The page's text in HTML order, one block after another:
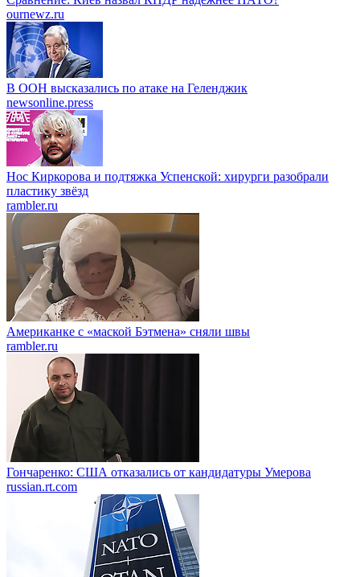
ournewz.ru
В ООН высказались по атаке на Геленджик
newsonline.press
Нос Киркорова и подтяжка Успенской: хирурги разобрали
пластику звёзд
rambler.ru
Американке с «маской Бэтмена» сняли швы
rambler.ru
Гончаренко: США отказались от кандидатуры Умерова
russian.rt.com